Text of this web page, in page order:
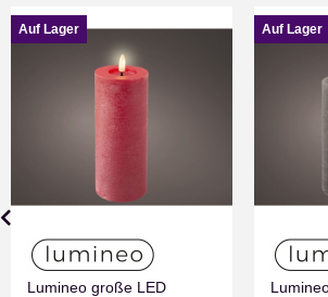
Auf Lager
Lumineo große LED
Auf Lager